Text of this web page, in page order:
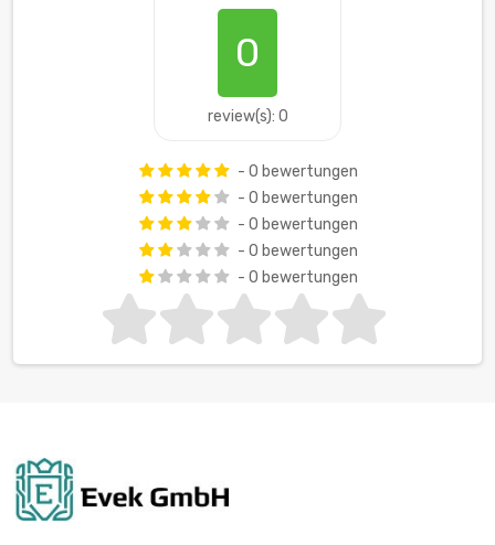
0
review(s): 0
- 0 bewertungen
- 0 bewertungen
- 0 bewertungen
- 0 bewertungen
- 0 bewertungen